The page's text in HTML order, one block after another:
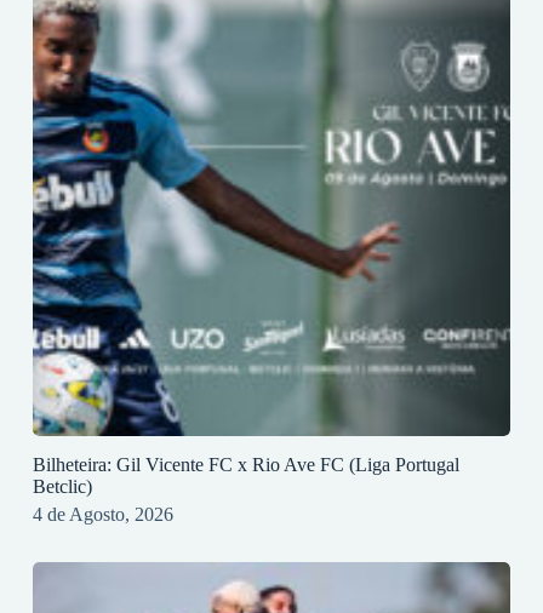
Bilheteira: Gil Vicente FC x Rio Ave FC (Liga Portugal
Betclic)
4 de Agosto, 2026